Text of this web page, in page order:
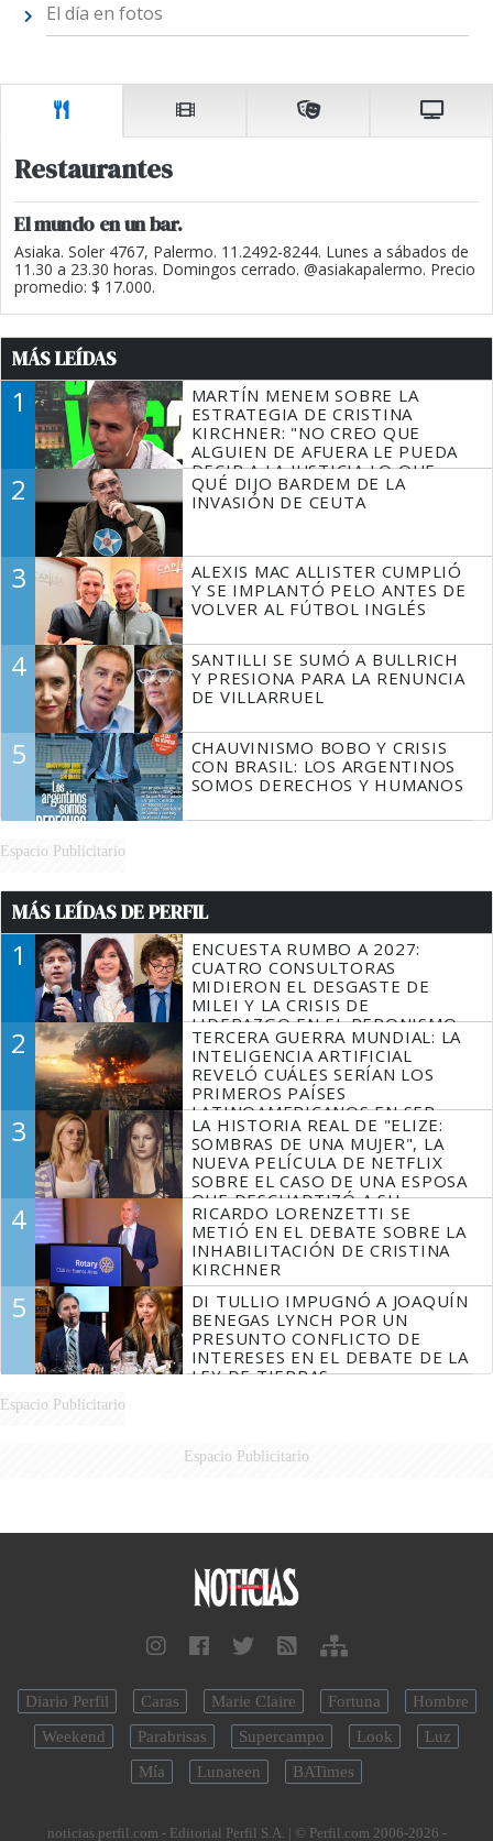
El día en fotos
Restaurantes
El mundo en un bar.
Asiaka. Soler 4767, Palermo. 11.2492-8244. Lunes a sábados de
11.30 a 23.30 horas. Domingos cerrado. @asiakapalermo. Precio
promedio: $ 17.000.
MÁS LEÍDAS
1
MARTÍN MENEM SOBRE LA
ESTRATEGIA DE CRISTINA
KIRCHNER: "NO CREO QUE
ALGUIEN DE AFUERA LE PUEDA
DECIR A LA JUSTICIA LO QUE
TIENE QUE HACER"
2
QUÉ DIJO BARDEM DE LA
INVASIÓN DE CEUTA
3
ALEXIS MAC ALLISTER CUMPLIÓ
Y SE IMPLANTÓ PELO ANTES DE
VOLVER AL FÚTBOL INGLÉS
4
SANTILLI SE SUMÓ A BULLRICH
Y PRESIONA PARA LA RENUNCIA
DE VILLARRUEL
5
CHAUVINISMO BOBO Y CRISIS
CON BRASIL: LOS ARGENTINOS
SOMOS DERECHOS Y HUMANOS
Espacio Publicitario
MÁS LEÍDAS DE PERFIL
1
ENCUESTA RUMBO A 2027:
CUATRO CONSULTORAS
MIDIERON EL DESGASTE DE
MILEI Y LA CRISIS DE
LIDERAZGO EN EL PERONISMO
2
TERCERA GUERRA MUNDIAL: LA
INTELIGENCIA ARTIFICIAL
REVELÓ CUÁLES SERÍAN LOS
PRIMEROS PAÍSES
LATINOAMERICANOS EN SER
DERROTADOS
3
LA HISTORIA REAL DE "ELIZE:
SOMBRAS DE UNA MUJER", LA
NUEVA PELÍCULA DE NETFLIX
SOBRE EL CASO DE UNA ESPOSA
QUE DESCUARTIZÓ A SU
MARIDO
4
RICARDO LORENZETTI SE
METIÓ EN EL DEBATE SOBRE LA
INHABILITACIÓN DE CRISTINA
KIRCHNER
5
DI TULLIO IMPUGNÓ A JOAQUÍN
BENEGAS LYNCH POR UN
PRESUNTO CONFLICTO DE
INTERESES EN EL DEBATE DE LA
LEY DE TIERRAS
Espacio Publicitario
Espacio Publicitario
Diario Perfil Caras Marie Claire Fortuna
Hombre
Weekend
Parabrisas Supercampo Look
Luz
Mía
Lunateen BATimes
noticias.perfil.com - Editorial Perfil S.A. | © Perfil.com 2006-2026 -